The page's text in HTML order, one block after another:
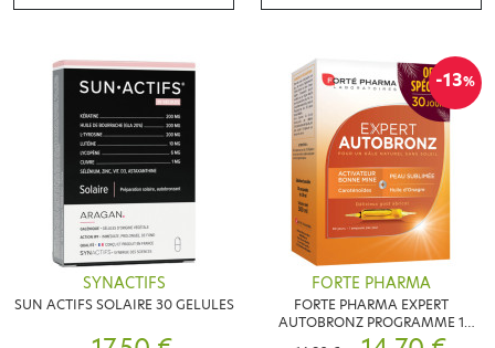
SYNACTIFS
SUN ACTIFS SOLAIRE 30 GELULES
-13%
FORTE PHARMA
FORTE PHARMA EXPERT
AUTOBRONZ PROGRAMME 1
MOIS 30AMP